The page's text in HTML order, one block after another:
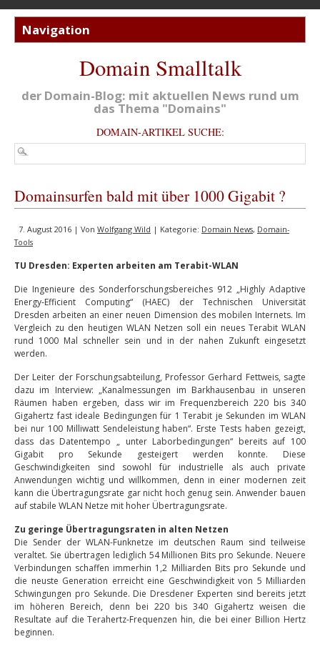
Domain Smalltalk
der Domain-Blog: mit aktuellen News rund um
das Thema "Domains"
DOMAIN-ARTIKEL SUCHE:
Domainsurfen bald mit über 1000 Gigabit ?
7. August 2016 | Von Wolfgang Wild | Kategorie: Domain News, Domain-
Tools
TU Dresden: Experten arbeiten am Terabit-WLAN
Die Ingenieure des Sonderforschungsbereiches 912 „Highly Adaptive
Energy-Efficient Computing“ (HAEC) der Technischen Universität
Dresden arbeiten an einer neuen Dimension des mobilen Internets. Im
Vergleich zu den heutigen WLAN Netzen soll ein neues Terabit WLAN
rund 1000 Mal schneller sein und in der nahen Zukunft eingesetzt
werden.
Der Leiter der Forschungsabteilung, Professor Gerhard Fettweis, sagte
dazu im Interview: „Kanalmessungen im Barkhausenbau in unseren
Räumen haben ergeben, dass wir im Frequenzbereich 220 bis 340
Gigahertz fast ideale Bedingungen für 1 Terabit je Sekunden im WLAN
bei nur 100 Milliwatt Sendeleistung haben“. Erste Tests haben gezeigt,
dass das Datentempo „ unter Laborbedingungen“ bereits auf 100
Gigabit pro Sekunde gesteigert werden konnte. Diese
Geschwindigkeiten sind sowohl für industrielle als auch private
Anwendungen wichtig und willkommen, denn in einer modernen zeit
kann die Übertragungsrate gar nicht hoch genug sein. Anwender bauen
auf stabile WLAN Netze mit hoher Übertragungsrate.
Zu geringe Übertragungsraten in alten Netzen
Die Sender der WLAN-Funknetze im deutschen Raum sind teilweise
veraltet. Sie übertragen lediglich 54 Millionen Bits pro Sekunde. Neuere
Verbindungen schaffen immerhin 1,2 Milliarden Bits pro Sekunde und
die neuste Generation erreicht eine Geschwindigkeit von 5 Milliarden
Schwingungen pro Sekunde. Die Dresdener Experten sind bereits jetzt
im höheren Bereich, denn bei 220 bis 340 Gigahertz weisen die
Resultate auf die Terahertz-Frequenzen hin, die bei einer Billion Hertz
beginnen.